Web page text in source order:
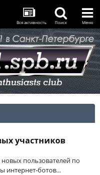
Вся активность Поиск Меню
участников
пользователей по
интернет-ботов...